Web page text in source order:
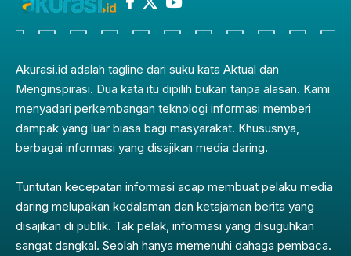
Akurasi.id adalah tagline dari suku kata Aktual dan
Menginspirasi. Dua kata itu dipilih bukan tanpa alasan. Kami
menyadari perkembangan teknologi informasi memberi
dampak yang luar biasa bagi masyarakat. Khususnya,
berbagai informasi yang disajikan media daring.
Tuntutan kecepatan informasi acap membuat pelaku media
daring melupakan kedalaman dan ketajaman berita yang
disajikan di publik. Tak pelak, informasi yang disuguhkan
sangat dangkal. Seolah hanya memenuhi dahaga pembaca.